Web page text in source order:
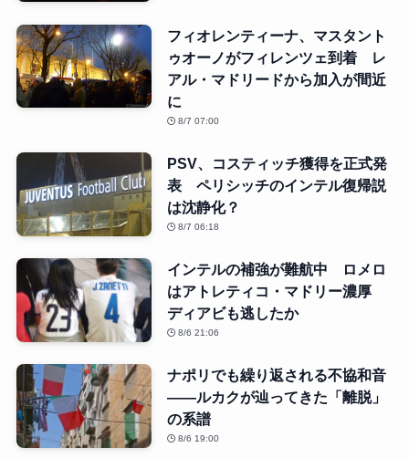
フィオレンティーナ、マスタント
ゥオーノがフィレンツェ到着 レ
アル・マドリードから加入が間近
に
8/7 07:00
PSV、コスティッチ獲得を正式発
表 ペリシッチのインテル復帰説
は沈静化？
8/7 06:18
インテルの補強が難航中 ロメロ
はアトレティコ・マドリー濃厚
ディアビも逃したか
8/6 21:06
ナポリでも繰り返される不協和音
――ルカクが辿ってきた「離脱」
の系譜
8/6 19:00